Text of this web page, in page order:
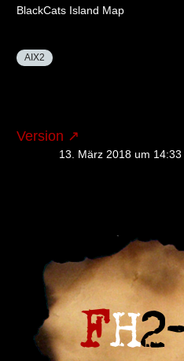
BlackCats Island Map
AIX2
Version
13. März 2018 um 14:33